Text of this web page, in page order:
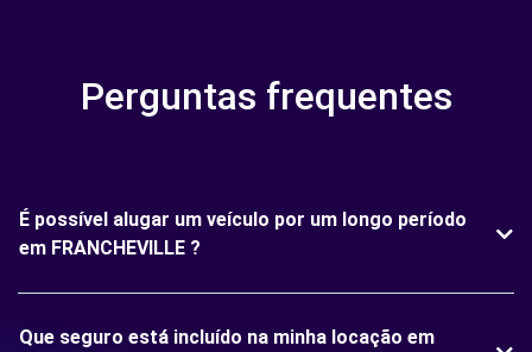
Perguntas frequentes
É possível alugar um veículo por um longo período
em FRANCHEVILLE ?
Que seguro está incluído na minha locação em